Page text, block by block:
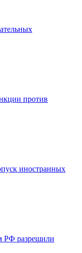
против
иностранных
РФ разрешили